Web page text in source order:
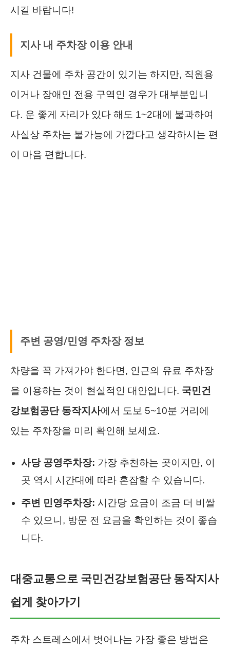
시길 바랍니다!
지사 내 주차장 이용 안내
지사 건물에 주차 공간이 있기는 하지만, 직원용
이거나 장애인 전용 구역인 경우가 대부분입니
다. 운 좋게 자리가 있다 해도 1~2대에 불과하여
사실상 주차는 불가능에 가깝다고 생각하시는 편
이 마음 편합니다.
주변 공영/민영 주차장 정보
차량을 꼭 가져가야 한다면, 인근의 유료 주차장
을 이용하는 것이 현실적인 대안입니다. 국민건
강보험공단 동작지사에서 도보 5~10분 거리에
있는 주차장을 미리 확인해 보세요.
사당 공영주차장: 가장 추천하는 곳이지만, 이
곳 역시 시간대에 따라 혼잡할 수 있습니다.
주변 민영주차장: 시간당 요금이 조금 더 비쌀
수 있으니, 방문 전 요금을 확인하는 것이 좋습
니다.
대중교통으로 국민건강보험공단 동작지사
쉽게 찾아가기
주차 스트레스에서 벗어나는 가장 좋은 방법은